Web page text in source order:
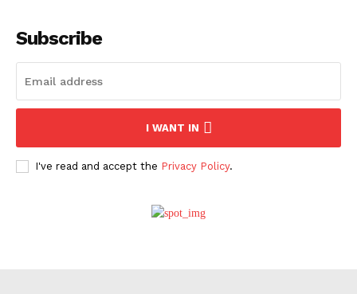
Отказ от ответственности
Subscribe
I WANT IN
I've read and accept the Privacy Policy.